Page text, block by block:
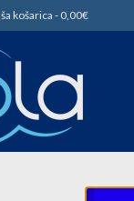
košarica- 0,00€